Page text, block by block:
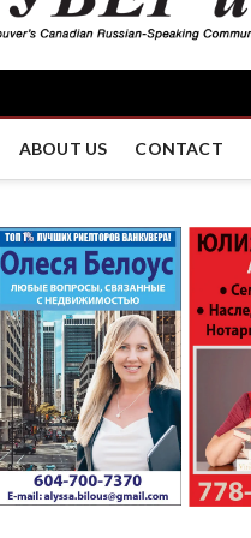
ABOUT US CONTACT